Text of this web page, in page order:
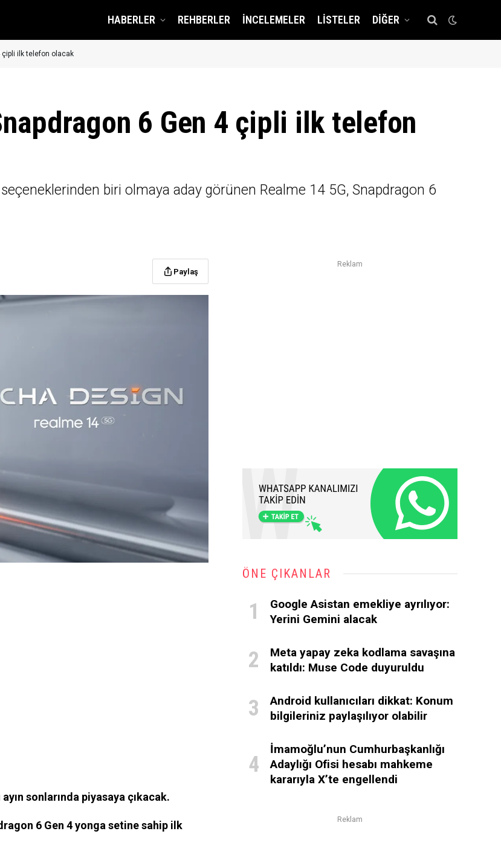
HABERLER REHBERLER İNCELEMELER LISTELER DIĞER
çipli ilk telefon olacak
6 Gen 4 çipli ilk telefon
seçeneklerinden biri olmaya aday görünen Realme 14 5G, Snapdragon 6
Paylaş
sonlarında piyasaya çıkacak.
6 Gen 4 yonga setine sahip ilk
Reklam
ÖNE ÇIKANLAR
Google Asistan emekliye ayrılıyor:
Yerini Gemini alacak
Meta yapay zeka kodlama savaşına
katıldı: Muse Code duyuruldu
Android kullanıcıları dikkat: Konum
bilgileriniz paylaşılıyor olabilir
İmamoğlu’nun Cumhurbaşkanlığı
Adaylığı Ofisi hesabı mahkeme
kararıyla X’te engellendi
Reklam